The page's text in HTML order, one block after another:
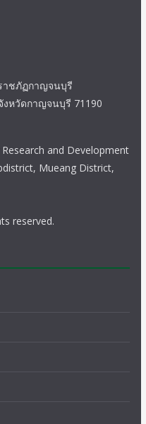
าชภัฏกาญจนบุรี
งหวัดกาญจนบุรี 71190
and Development
Mueang District,
reserved.